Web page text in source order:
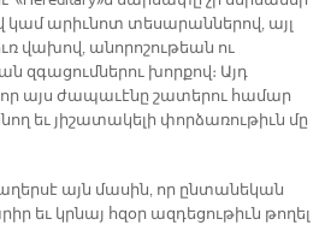
կամ արիւնոտ տեսարաններով, այլ
վախով, անորոշութեան ու
զգացումներու խորքով։ Այդ
այս ժապաւէնը շատերու համար
եւ յիշատակելի փորձառութիւն մը
այն մասին, որ ընտանեկան
եւ կրնայ հզօր ազդեցութիւն թողել